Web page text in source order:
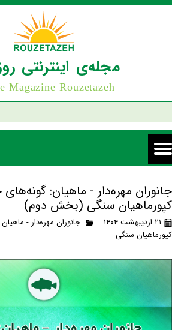
مجله‌ی اینترنتی
Magazine Rouzetazeh
جانوران مهره‌دار - ماهیان: گونه‌های
کپورماهیان سنگی (بخش دوم)
۲۱ اردیبهشت ۱۴۰۴ جانوران مهره‌دار - ماهیان
کپورماهیان سنگی